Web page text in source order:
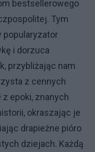
bestsellerowego
Tym
popularyzator
i dorzuca
przybliżając nam
z cennych
epoki, znanych
okraszając je
drapieżne pióro
dziejach. Każdą